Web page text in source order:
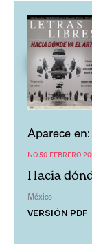
Aparece en:
NO.50 FEBRERO
Hacia
México
VERSIÓN PDF